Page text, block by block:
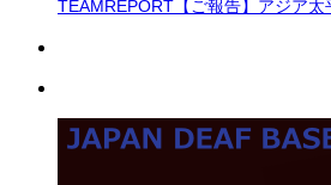
TEAMREPORT【ご報告】アジア